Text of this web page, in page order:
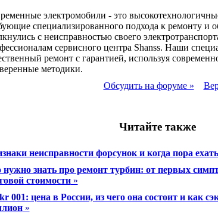
электромобили - это
специализированного подхода к ремонту и
с неисправностью своего
сервисного центра Shanss. Наши
ремонт с гарантией, используя
методики.
Обсудить на форуме »
Читайте также
неисправности форсунок и когда пора
нужно знать про ремонт турбин: от первых
стоимости»
001: цена в России, из чего она состоит и как
»